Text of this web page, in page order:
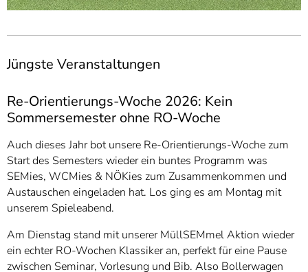
Jüngste Veranstaltungen
Re-Orientierungs-Woche 2026: Kein
Sommersemester ohne RO-Woche
Auch dieses Jahr bot unsere Re-Orientierungs-Woche zum
Start des Semesters wieder ein buntes Programm was
SEMies, WCMies & NÖKies zum Zusammenkommen und
Austauschen eingeladen hat. Los ging es am Montag mit
unserem Spieleabend.
Am Dienstag stand mit unserer MüllSEMmel Aktion wieder
ein echter RO-Wochen Klassiker an, perfekt für eine Pause
zwischen Seminar, Vorlesung und Bib. Also Bollerwagen